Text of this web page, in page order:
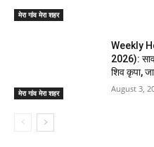
मेरा गांव मेरा शहर
मेरा गांव मेरा शहर
Weekly
2026):
शिव कृपा,
August 3,